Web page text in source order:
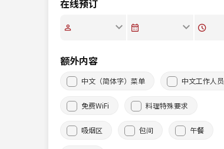
在线预订
额外内容
中文（简体字）菜单 中文工作人员
免费WiFi 料理特殊要求
吸烟区 包间 午餐